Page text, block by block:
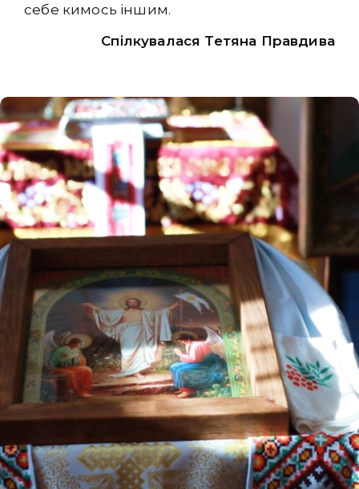
себе кимось іншим.
Спілкувалася Тетяна Правдива